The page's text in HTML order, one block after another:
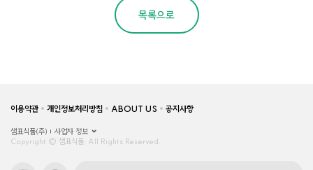
목록으로
이용약관 개인정보처리방침 ABOUT US 공지사항
샘표식품(주)
사업자 정보
Copyright © 샘표식품, All Rights Reserved.